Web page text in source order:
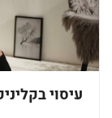
עיסוי